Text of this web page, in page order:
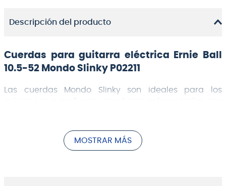
Descripción del producto
Cuerdas para guitarra eléctrica Ernie Ball
10.5-52 Mondo Slinky P02211
Las cuerdas Mondo Slinky son ideales para los
Calibres .0105, .0135, .0175, .030, .042, .052
MOSTRAR MÁS